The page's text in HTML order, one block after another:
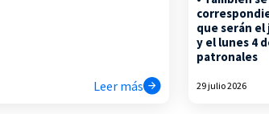
Leer más
que serán el
y el lunes 4
patronales
29 julio 2026